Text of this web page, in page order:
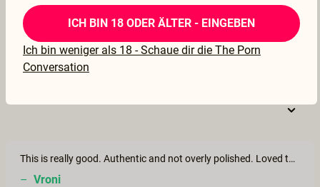
Omg....I’m pretty sure I’m having pasta tonight!
– gdog
02 Jun 2020
This is really good. Authentic and not overly polished. Loved that she wasn’t completely blank either..
– Vroni
ICH BIN 18 ODER ÄLTER - EINGEBEN
Ich bin weniger als 18 - Schaue dir die The Porn
Conversation